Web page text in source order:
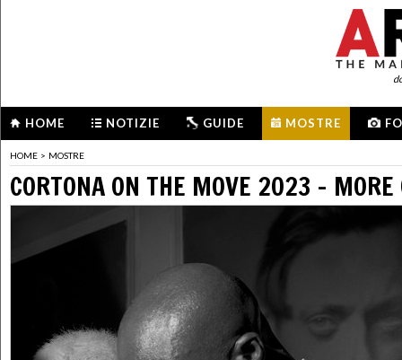
HOME NOTIZIE GUIDE MOSTRE
HOME > MOSTRE
CORTONA ON THE MOVE 2023 - MORE